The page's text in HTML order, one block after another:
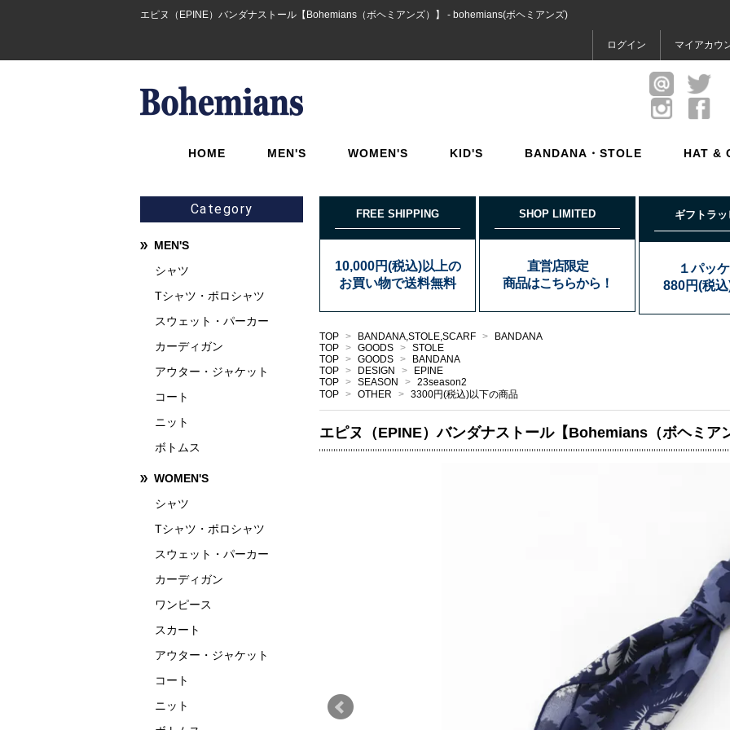
エピヌ（EPINE）バンダナストール【Bohemians（ボヘミアンズ）】 - bohemians(ボヘミアンズ)
ログイン マイアカウ
HOME MEN'S WOMEN'S KID'S BANDANA・STOLE HAT &
FREE SHIPPING
10,000円(税込)以上の
お買い物で送料無料
SHOP LIMITED
直営店限定
商品はこちらから！
ギフトラ
１パッ
880円(税
TOP > BANDANA,STOLE,SCARF >
BANDANA
TOP > GOODS > STOLE
TOP > GOODS >
BANDANA
TOP > DESIGN >
EPINE
TOP > SEASON > 23season2
TOP > OTHER > 3300円(税込)以下の商品
エピヌ（EPINE）バンダナストール【Bohemians（ボヘミア
Category
MEN'S
シャツ
Tシャツ・ポロシャツ
スウェット・パーカー
カーディガン
アウター・ジャケット
コート
ニット
ボトムス
WOMEN'S
シャツ
Tシャツ・ポロシャツ
スウェット・パーカー
カーディガン
ワンピース
スカート
アウター・ジャケット
コート
ニット